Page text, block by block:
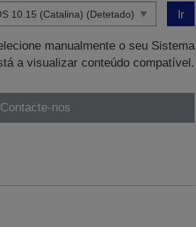
Ir
manualmente o seu Sistema
a visualizar conteúdo compatível.
Contacte-nos